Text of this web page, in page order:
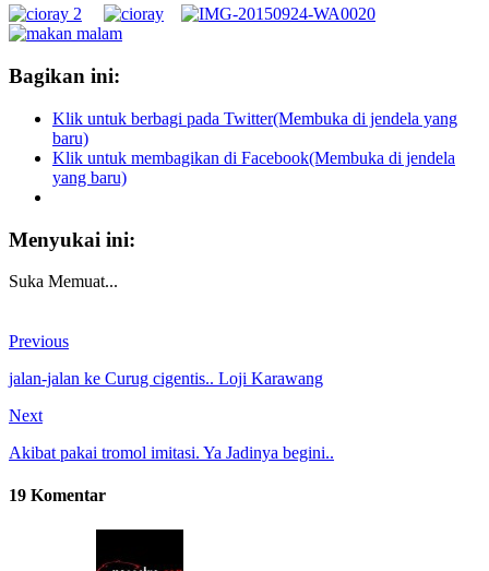
Bagikan ini:
Klik untuk berbagi pada Twitter(Membuka di jendela yang
baru)
Klik untuk membagikan di Facebook(Membuka di jendela
yang baru)
Menyukai ini:
Suka Memuat...
Previous
jalan-jalan ke Curug cigentis.. Loji Karawang
Next
Akibat pakai tromol imitasi. Ya Jadinya begini..
19 Komentar